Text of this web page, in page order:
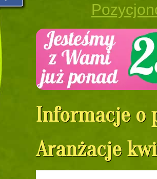
Informacje o
Aranżacje